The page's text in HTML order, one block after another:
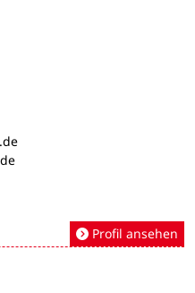
Profil ansehen